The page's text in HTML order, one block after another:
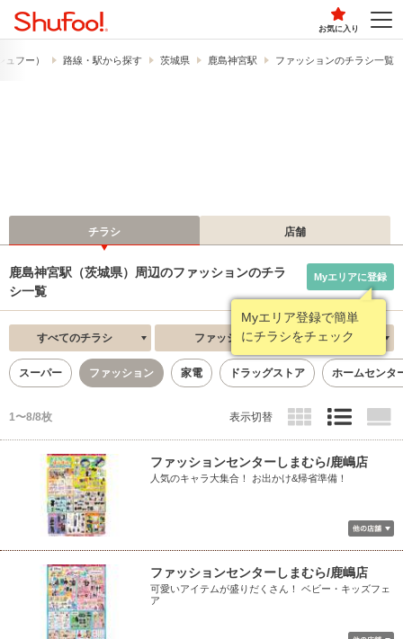
お気に入り
フー） 路線・駅から探す 茨城県 鹿島神宮駅 ファッションのチラシ一覧
チラシ 店舗
鹿島神宮駅（茨城県）周辺のファッションのチラ
シ一覧
Myエリア登録で簡単
にチラシをチェック
Myエリアに登録
すべてのチラシ ファッション 新着順
スーパー ファッション 家電 ドラッグストア ホームセンタ
1〜8/8枚 表示切替
ファッションセンターしまむら/鹿嶋店
人気のキャラ大集合！ お出かけ&帰省準備！
ファッションセンターしまむら/鹿嶋店
可愛いアイテムが盛りだくさん！ ベビー・キッズフェ
ア